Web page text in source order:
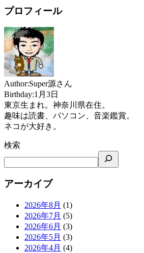
プロフィール
Author:Super源さん
Birthday:1月3日
東京生まれ。神奈川県在住。
趣味は読書、パソコン、音楽鑑賞。
ネコが大好き。
検索
アーカイブ
2026年8月 (1)
2026年7月 (5)
2026年6月 (3)
2026年5月 (3)
2026年4月 (4)